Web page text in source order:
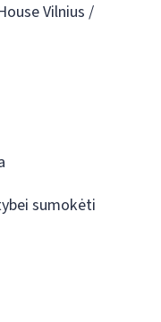
Vilnius /
sumokėti